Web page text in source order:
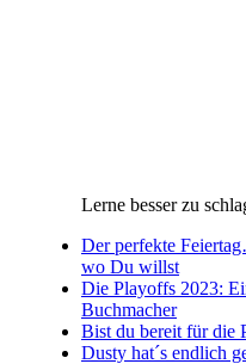
Lerne besser zu
Der perfekte
wo Du willst
Die Playoffs 2023:
Buchmacher
Bist du bereit für die
Dusty hat´s endlich